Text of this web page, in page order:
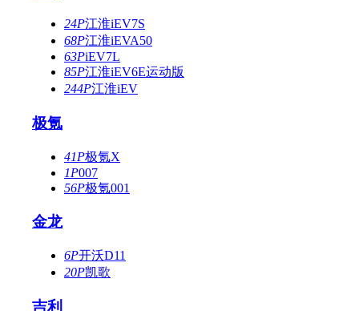
24P江淮iEV7S
68P江淮iEVA50
63PiEV7L
85P江淮iEV6E运动版
244P江淮iEV
极氪
41P极氪X
1P007
56P极氪001
金龙
6P开沃D11
20P凯歌
吉利